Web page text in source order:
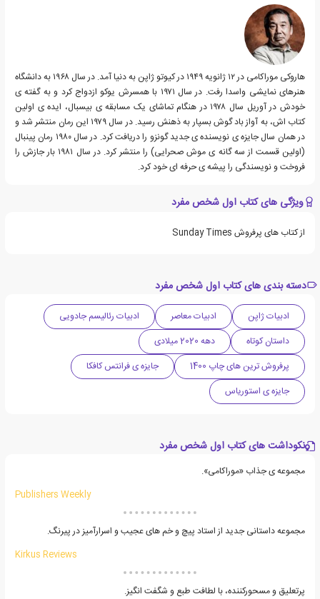
هاروکی موراکامی در ۱۲ ژانویه ۱۹۴۹ در کیوتو ژاپن به دنیا آمد. در سال ۱۹۶۸ به دانشگاه
هنرهای نمایشی واسدا رفت. در سال ۱۹۷۱ با همسرش یوکو ازدواج کرد و به گفته ی
خودش در آوریل سال ۱۹۷۸ در هنگام تماشای یک مسابقه ی بیسبال، ایده ی اولین
کتاب اش، به آواز باد گوش بسپار به ذهنش رسید. در سال ۱۹۷۹ این رمان منتشر شد و
در همان سال جایزه ی نویسنده ی جدید گونزو را دریافت کرد. در سال ۱۹۸۰ رمان پینبال
(اولین قسمت از سه گانه ی موش صحرایی) را منتشر کرد. در سال ۱۹۸۱ بار جازش را
فروخت و نویسندگی را پیشه ی حرفه ای خود کرد.
ویژگی های کتاب اول شخص مفرد
از کتاب های پرفروش Sunday Times
دسته بندی های کتاب اول شخص مفرد
ادبیات ژاپن ادبیات معاصر
ادبیات رئالیسم جادویی
داستان کوتاه
دهه 2020 میلادی
پرفروش ترین های چاپ 1400
جایزه ی فرانتس کافکا
جایزه ی استوریاس
نکوداشت های کتاب اول شخص مفرد
مجموعه ی جذاب «موراکامی».
Publishers Weekly
مجموعه داستانی جدید از استاد پیچ و خم های عجیب و اسرارآمیز در پیرنگ.
Kirkus Reviews
پرتعلیق و مسحورکننده، با لطافت طبع و شگفت انگیز.